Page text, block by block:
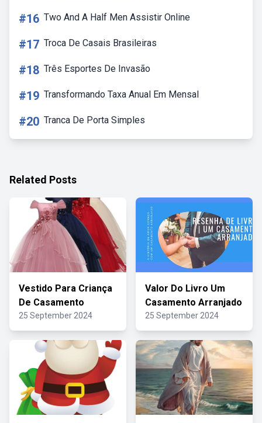
#16 Two And A Half Men Assistir Online
#17 Troca De Casais Brasileiras
#18 Três Esportes De Invasão
#19 Transformando Taxa Anual Em Mensal
#20 Tranca De Porta Simples
Related Posts
Vestido Para Criança
De Casamento
25 September 2024
Valor Do Livro Um
Casamento Arranjado
25 September 2024